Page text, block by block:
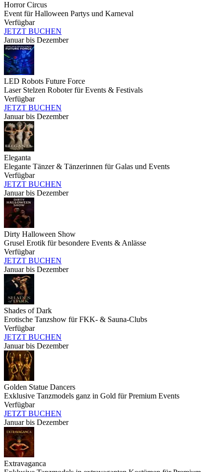
Horror Circus
Event für Halloween Partys und Karneval
Verfügbar
JETZT BUCHEN
Januar bis Dezember
LED Robots Future Force
Laser Stelzen Roboter für Events & Festivals
Verfügbar
JETZT BUCHEN
Januar bis Dezember
Eleganta
Elegante Tänzer & Tänzerinnen für Galas und Events
Verfügbar
JETZT BUCHEN
Januar bis Dezember
Dirty Halloween Show
Grusel Erotik für besondere Events & Anlässe
Verfügbar
JETZT BUCHEN
Januar bis Dezember
Shades of Dark
Erotische Tanzshow für FKK- & Sauna-Clubs
Verfügbar
JETZT BUCHEN
Januar bis Dezember
Golden Statue Dancers
Exklusive Tanzmodels ganz in Gold für Premium Events
Verfügbar
JETZT BUCHEN
Januar bis Dezember
Extravaganca